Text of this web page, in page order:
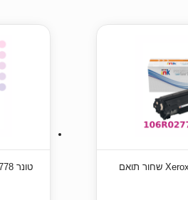
טונר Xerox 106R02778 שחור תואם